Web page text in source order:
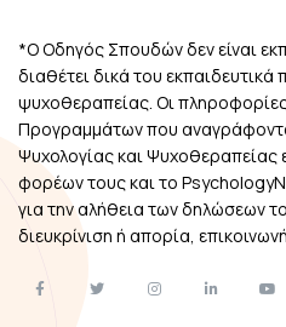
*Ο Οδηγός Σπουδών δεν είναι
διαθέτει δικά του
ψυχοθεραπείας. Οι
Προγραμμάτων που
Ψυχολογίας και Ψυχοθεραπείας
φορέων τους και το
για την αλήθεια των δηλώσεων
διευκρίνιση ή απορία,